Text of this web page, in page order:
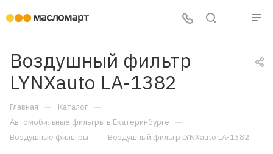
Воздушный фильтр
LYNXauto LA-1382
Главная — Каталог —
Автомобильные фильтры в Екатеринбурге —
Воздушные фильтры — Воздушный фильтр LYNXauto LA-1382